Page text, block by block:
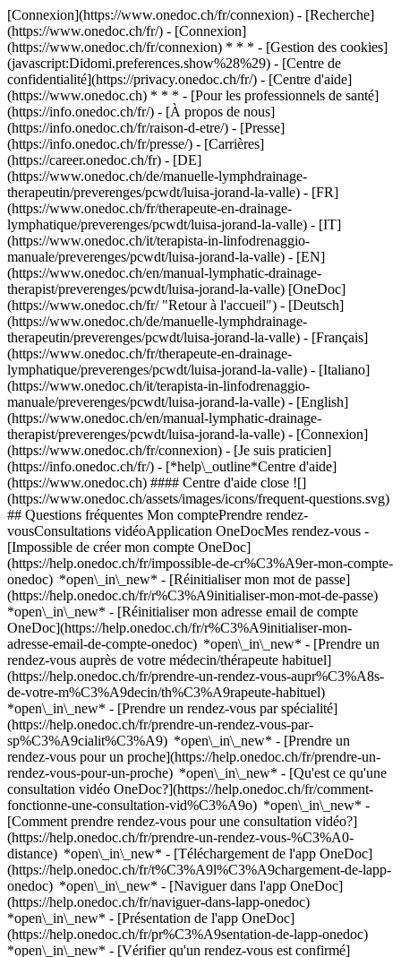
[Connexion](https://www.onedoc.ch/fr/connexion) - [Recherche]
(https://www.onedoc.ch/fr/) - [Connexion]
(https://www.onedoc.ch/fr/connexion) * * * - [Gestion des cookies]
(javascript:Didomi.preferences.show%28%29) - [Centre de
confidentialité](https://privacy.onedoc.ch/fr/) - [Centre d'aide]
(https://www.onedoc.ch) * * * - [Pour les professionnels de santé]
(https://info.onedoc.ch/fr/) - [À propos de nous]
(https://info.onedoc.ch/fr/raison-d-etre/) - [Presse]
(https://info.onedoc.ch/fr/presse/) - [Carrières]
(https://career.onedoc.ch/fr) - [DE]
(https://www.onedoc.ch/de/manuelle-lymphdrainage-
therapeutin/preverenges/pcwdt/luisa-jorand-la-valle) - [FR]
(https://www.onedoc.ch/fr/therapeute-en-drainage-
lymphatique/preverenges/pcwdt/luisa-jorand-la-valle) - [IT]
(https://www.onedoc.ch/it/terapista-in-linfodrenaggio-
manuale/preverenges/pcwdt/luisa-jorand-la-valle) - [EN]
(https://www.onedoc.ch/en/manual-lymphatic-drainage-
therapist/preverenges/pcwdt/luisa-jorand-la-valle) [OneDoc]
(https://www.onedoc.ch/fr/ "Retour à l'accueil") - [Deutsch]
(https://www.onedoc.ch/de/manuelle-lymphdrainage-
therapeutin/preverenges/pcwdt/luisa-jorand-la-valle) - [Français]
(https://www.onedoc.ch/fr/therapeute-en-drainage-
lymphatique/preverenges/pcwdt/luisa-jorand-la-valle) - [Italiano]
(https://www.onedoc.ch/it/terapista-in-linfodrenaggio-
manuale/preverenges/pcwdt/luisa-jorand-la-valle) - [English]
(https://www.onedoc.ch/en/manual-lymphatic-drainage-
therapist/preverenges/pcwdt/luisa-jorand-la-valle) - [Connexion]
(https://www.onedoc.ch/fr/connexion) - [Je suis praticien]
(https://info.onedoc.ch/fr/) - [*help\_outline*Centre d'aide]
(https://www.onedoc.ch) #### Centre d'aide close ![]
(https://www.onedoc.ch/assets/images/icons/frequent-questions.svg)
## Questions fréquentes Mon comptePrendre rendez-
vousConsultations vidéoApplication OneDocMes rendez-vous -
[Impossible de créer mon compte OneDoc]
(https://help.onedoc.ch/fr/impossible-de-cr%C3%A9er-mon-compte-
onedoc) *open\_in\_new* - [Réinitialiser mon mot de passe]
(https://help.onedoc.ch/fr/r%C3%A9initialiser-mon-mot-de-passe)
*open\_in\_new* - [Réinitialiser mon adresse email de compte
OneDoc](https://help.onedoc.ch/fr/r%C3%A9initialiser-mon-
adresse-email-de-compte-onedoc) *open\_in\_new* - [Prendre un
rendez-vous auprès de votre médecin/thérapeute habituel]
(https://help.onedoc.ch/fr/prendre-un-rendez-vous-aupr%C3%A8s-
de-votre-m%C3%A9decin/th%C3%A9rapeute-habituel)
*open\_in\_new* - [Prendre un rendez-vous par spécialité]
(https://help.onedoc.ch/fr/prendre-un-rendez-vous-par-
sp%C3%A9cialit%C3%A9) *open\_in\_new* - [Prendre un
rendez-vous pour un proche](https://help.onedoc.ch/fr/prendre-un-
rendez-vous-pour-un-proche) *open\_in\_new* - [Qu'est ce qu'une
consultation vidéo OneDoc?](https://help.onedoc.ch/fr/comment-
fonctionne-une-consultation-vid%C3%A9o) *open\_in\_new* -
[Comment prendre rendez-vous pour une consultation vidéo?]
(https://help.onedoc.ch/fr/prendre-un-rendez-vous-%C3%A0-
distance) *open\_in\_new* - [Téléchargement de l'app OneDoc]
(https://help.onedoc.ch/fr/t%C3%A9l%C3%A9chargement-de-lapp-
onedoc) *open\_in\_new* - [Naviguer dans l'app OneDoc]
(https://help.onedoc.ch/fr/naviguer-dans-lapp-onedoc)
*open\_in\_new* - [Présentation de l'app OneDoc]
(https://help.onedoc.ch/fr/pr%C3%A9sentation-de-lapp-onedoc)
*open\_in\_new* - [Vérifier qu'un rendez-vous est confirmé]